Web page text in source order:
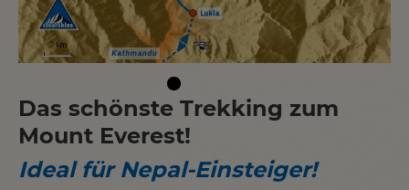
Das schönste Trekking zum
Mount Everest!
Ideal für Nepal-Einsteiger!